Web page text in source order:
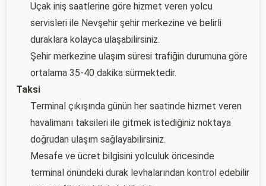
Uçak iniş saatlerine göre hizmet veren yolcu
servisleri ile Nevşehir şehir merkezine ve belirli
duraklara kolayca ulaşabilirsiniz.
Şehir merkezine ulaşım süresi trafiğin durumuna göre
ortalama 35-40 dakika sürmektedir.
Taksi
Terminal çıkışında günün her saatinde hizmet veren
havalimanı taksileri ile gitmek istediğiniz noktaya
doğrudan ulaşım sağlayabilirsiniz.
Mesafe ve ücret bilgisini yolculuk öncesinde
terminal önündeki durak levhalarından kontrol edebilir